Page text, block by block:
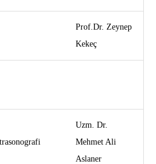
Prof.Dr. Zeynep
Kekeç
Uzm. Dr.
Mehmet Ali
Aslaner